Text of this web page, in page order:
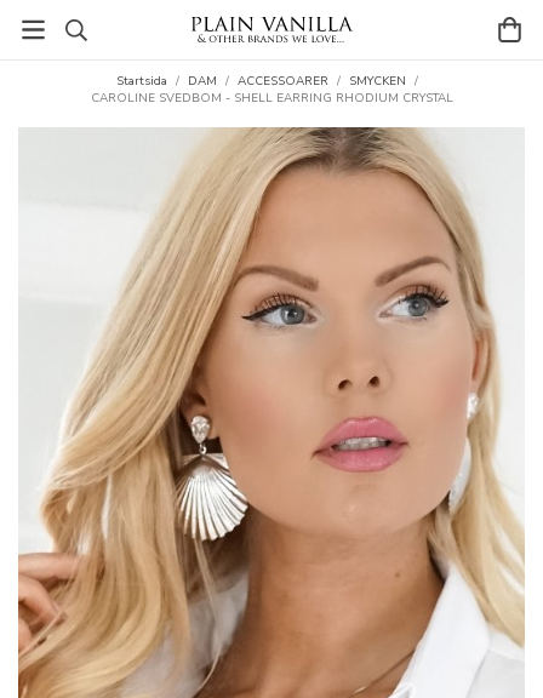
Startsida / DAM / ACCESSOARER / SMYCKEN /
CAROLINE SVEDBOM - SHELL EARRING RHODIUM CRYSTAL